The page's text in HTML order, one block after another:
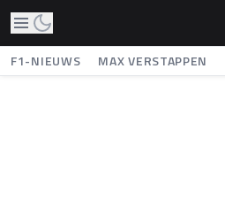
F1-NIEUWS MAX VERSTAPPEN